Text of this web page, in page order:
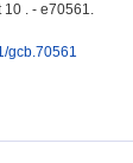
10 . - e70561.
gcb.70561